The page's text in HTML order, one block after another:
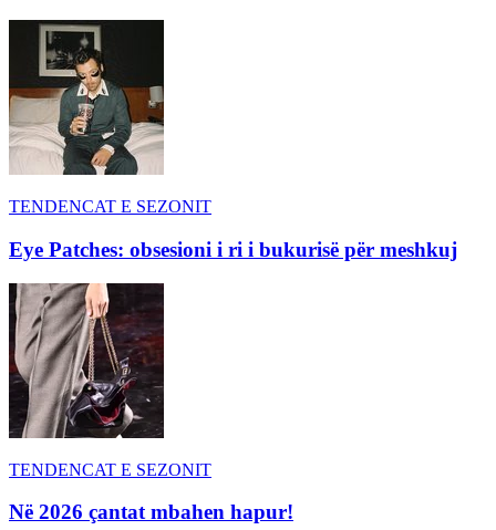
TENDENCAT E SEZONIT
Eye Patches: obsesioni i ri i bukurisë për meshkuj
TENDENCAT E SEZONIT
Në 2026 çantat mbahen hapur!